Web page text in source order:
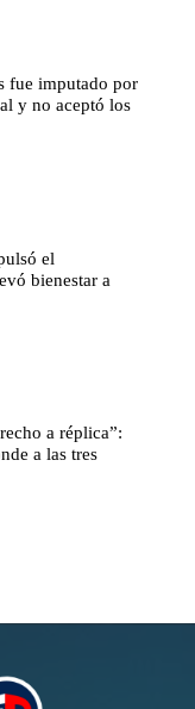
fue imputado por
y no aceptó los
el
bienestar a
a réplica”:
a las tres